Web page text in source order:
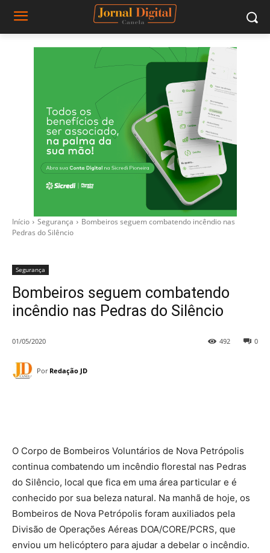
Início Segurança
Bombeiros seguem combatendo incêndio nas
Pedras do Silêncio
Segurança
Bombeiros seguem combatendo
incêndio nas Pedras do Silêncio
01/05/2020 0
492
Por Redação JD
O Corpo de Bombeiros Voluntários de Nova Petrópolis
continua combatendo um incêndio florestal nas Pedras
do Silêncio, local que fica em uma área particular e é
conhecido por sua beleza natural. Na manhã de hoje, os
Bombeiros de Nova Petrópolis foram auxiliados pela
Divisão de Operações Aéreas DOA/CORE/PCRS, que
enviou um helicóptero para ajudar a debelar o incêndio.